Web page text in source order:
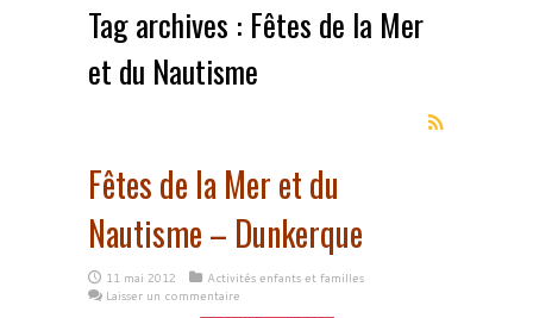
Tag archives : Fêtes de la Mer
et du Nautisme
Fêtes de la Mer et du
Nautisme – Dunkerque
11 mai 2012
Activités enfants et familles
Laisser un commentaire